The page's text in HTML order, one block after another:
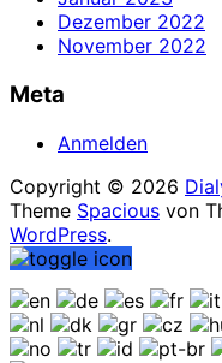
Dezember 2022
November 2022
Meta
Anmelden
Copyright © 2026
Theme Spacious von
WordPress.